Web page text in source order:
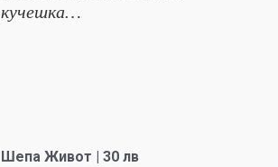
кучешка…
Шепа Живот | 30 лв